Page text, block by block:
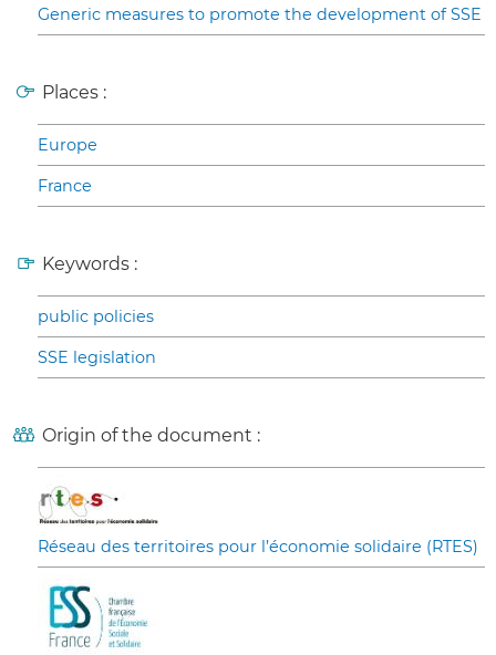
Generic measures to promote the development of SSE
Places :
Europe
France
Keywords :
public policies
SSE legislation
Origin of the document :
Réseau des territoires pour l’économie solidaire (RTES)